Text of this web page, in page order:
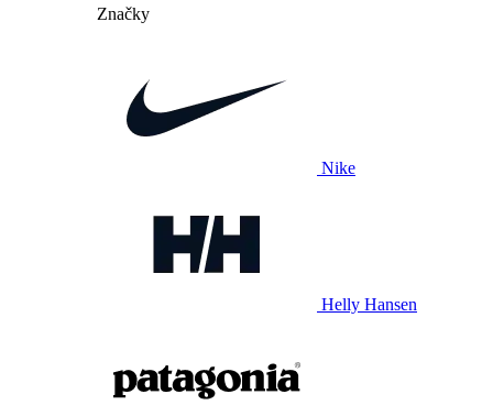
Značky
Nike
Helly Hansen